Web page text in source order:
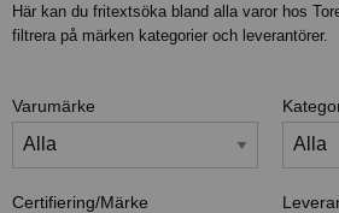
Här kan du fritextsöka bland alla varor hos
filtrera på märken kategorier och leverantörer.
Varumärke
Certifiering/Märke